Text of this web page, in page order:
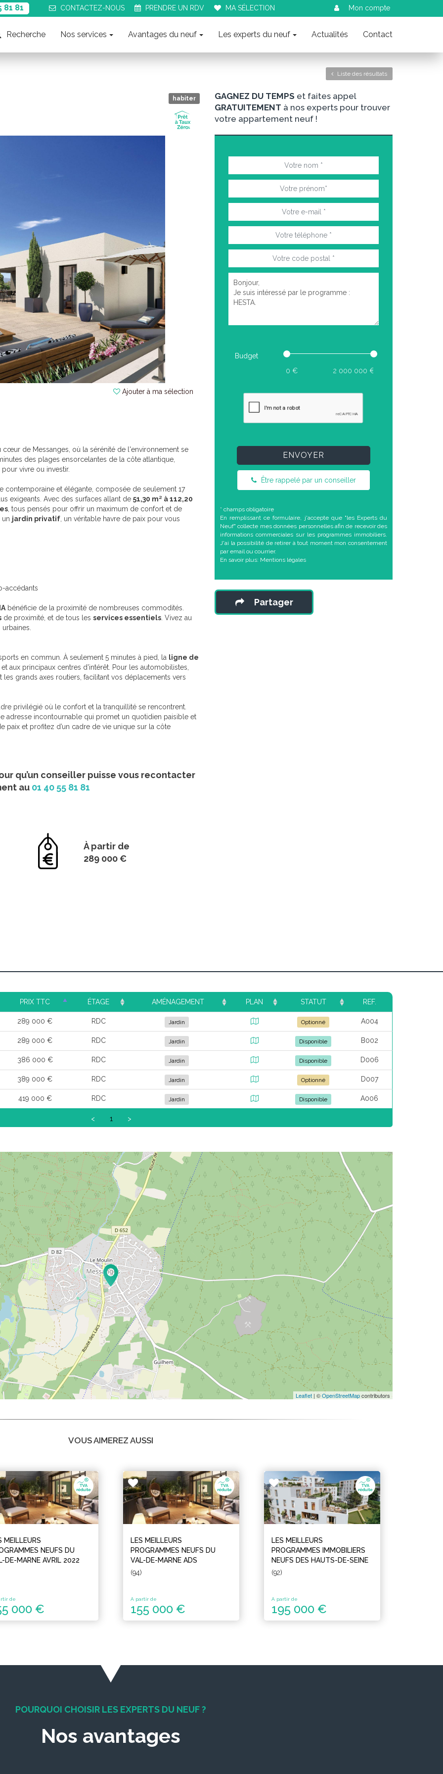
Mon compte
81 81 CONTACTEZ-NOUS PRENDRE UN RDV MA SÉLECTION
Recherche Nos services Avantages du neuf Les experts du neuf Actualités Contact
Liste des résultats
habiter
Ajouter à ma sélection
cœur de Messanges, où la sérénité de l'environnement se
des plages ensorcelantes de la côte atlantique,
vivre ou investir.
contemporaine et élégante, composée de seulement 17
exigeants. Avec des surfaces allant de 51,30 m² à 112,20
, tous pensés pour offrir un maximum de confort et de
jardin privatif , un véritable havre de paix pour vous
accédants
bénéficie de la proximité de nombreuses commodités.
de proximité, et de tous les services essentiels . Vivez au
en commun. À seulement 5 minutes à pied, la ligne de
aux principaux centres d'intérêt. Pour les automobilistes,
grands axes routiers, facilitant vos déplacements vers
privilégié où le confort et la tranquillité se rencontrent.
adresse incontournable qui promet un quotidien paisible et
paix et profitez d’un cadre de vie unique sur la côte
qu’un conseiller puisse vous recontacter
au 01 40 55 81 81
À partir de
289 000 €
GAGNEZ DU TEMPS et faites appel
GRATUITEMENT à nos experts pour trouver
votre appartement neuf !
Budget
ENVOYER
Être rappelé par un conseiller
* champs obligatoire
En remplissant ce formulaire, j'accepte que "les Experts du
Neuf" collecte mes données personnelles afin de recevoir des
informations commerciales sur les programmes immobiliers.
J'ai la possibilité de retirer à tout moment mon consentement
par email ou courrier.
En savoir plus: Mentions légales
Partager
PRIX TTC ÉTAGE AMÉNAGEMENT PLAN STATUT REF.
289 000 € RDC Jardin Optionné A004
289 000 € RDC Jardin Disponible B002
386 000 € RDC Jardin Disponible D006
389 000 € RDC Jardin Optionné D007
419 000 € RDC Jardin Disponible A006
< 1 >
Leaflet | ©OpenStreetMapcontributors
VOUS AIMEREZ AUSSI
MEILLEURS
NEUFS DU
DE-MARNE AVRIL 2022
de
000 €
LES MEILLEURS
PROGRAMMES NEUFS DU
VAL-DE-MARNE ADS
(94)
A partir de
155 000 €
LES MEILLEURS
PROGRAMMES IMMOBILIERS
NEUFS DES HAUTS-DE-SEINE
(92)
A partir de
195 000 €
POURQUOI CHOISIR LES EXPERTS DU NEUF ?
Nos avantages